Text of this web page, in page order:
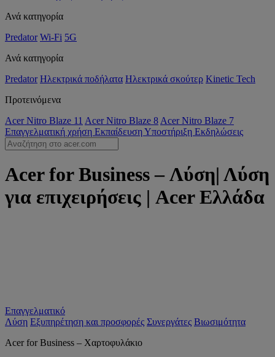
Ανά κατηγορία
Predator Wi-Fi 5G
Ανά κατηγορία
Predator Ηλεκτρικά ποδήλατα Ηλεκτρικά σκούτερ Kinetic Tech
Προτεινόμενα
Acer Nitro Blaze 11 Acer Nitro Blaze 8 Acer Nitro Blaze 7
Επαγγελματική χρήση ΕκπαίδευσηΥποστήριξη Εκδηλώσεις
Acer for Business – Λύση| Λύση
για επιχειρήσεις | Acer Ελλάδα
Επαγγελματικό
Λύση Εξυπηρέτηση και προσφορές Συνεργάτες Βιωσιμότητα
Acer for Business – Χαρτοφυλάκιο